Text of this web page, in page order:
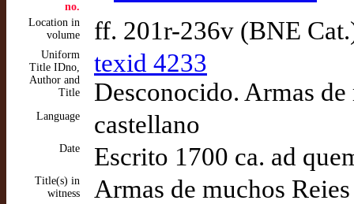
no.
Location in
volume
ff. 201r-236v (BNE
Uniform
Title IDno,
Author and
Title
texid 4233
Desconocido. Armas
Language castellano
Date Escrito 1700 ca. ad
Title(s) in
witness
Armas de muchos